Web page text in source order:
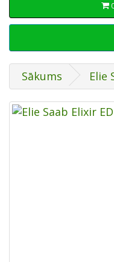
Sākums Elie